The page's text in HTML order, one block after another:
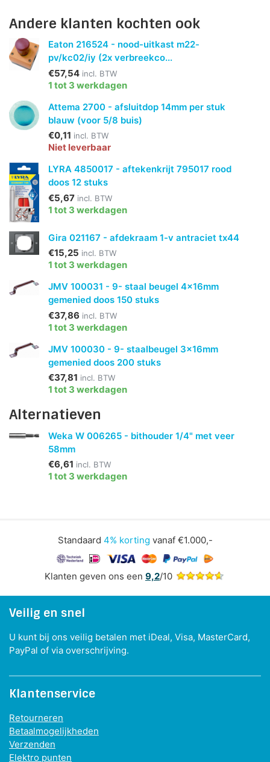
Andere klanten kochten ook
Eaton 216524 - nood-uitkast m22-
pv/kc02/iy (2x verbreekco...
€57,54 incl. BTW
1 tot 3 werkdagen
Attema 2700 - afsluitdop 14mm per stuk
blauw (voor 5/8 buis)
€0,11 incl. BTW
Niet leverbaar
LYRA 4850017 - aftekenkrijt 795017 rood
doos 12 stuks
€5,67 incl. BTW
1 tot 3 werkdagen
Gira 021167 - afdekraam 1-v antraciet tx44
€15,25 incl. BTW
1 tot 3 werkdagen
JMV 100031 - 9- staal beugel 4x16mm
gemenied doos 150 stuks
€37,86 incl. BTW
1 tot 3 werkdagen
JMV 100030 - 9- staalbeugel 3x16mm
gemenied doos 200 stuks
€37,81 incl. BTW
1 tot 3 werkdagen
Alternatieven
Weka W 006265 - bithouder 1/4" met veer
58mm
€6,61 incl. BTW
1 tot 3 werkdagen
Standaard 4% korting vanaf €1.000,-
Klanten geven ons een 9,2/10
Veilig en snel
U kunt bij ons veilig betalen met iDeal, Visa, MasterCard,
PayPal of via overschrijving.
Klantenservice
Retourneren
Betaalmogelijkheden
Verzenden
Elektro punten